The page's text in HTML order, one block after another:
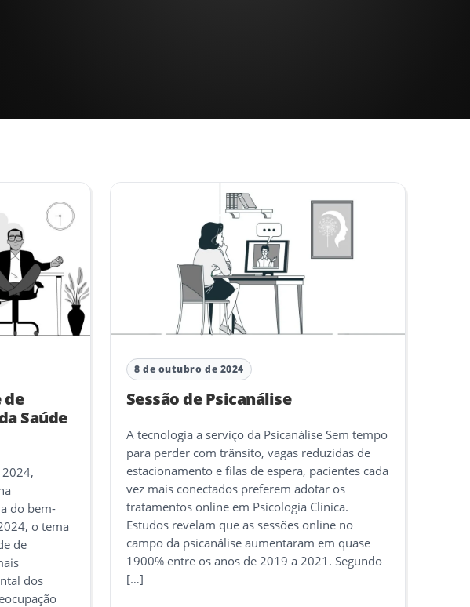
de
Saúde
do bem-
o tema
de
dos
8 de outubro de 2024
Sessão de Psicanálise
A tecnologia a serviço da Psicanálise Sem tempo
para perder com trânsito, vagas reduzidas de
estacionamento e filas de espera, pacientes cada
vez mais conectados preferem adotar os
tratamentos online em Psicologia Clínica.
Estudos revelam que as sessões online no
campo da psicanálise aumentaram em quase
1900% entre os anos de 2019 a 2021. Segundo
[…]